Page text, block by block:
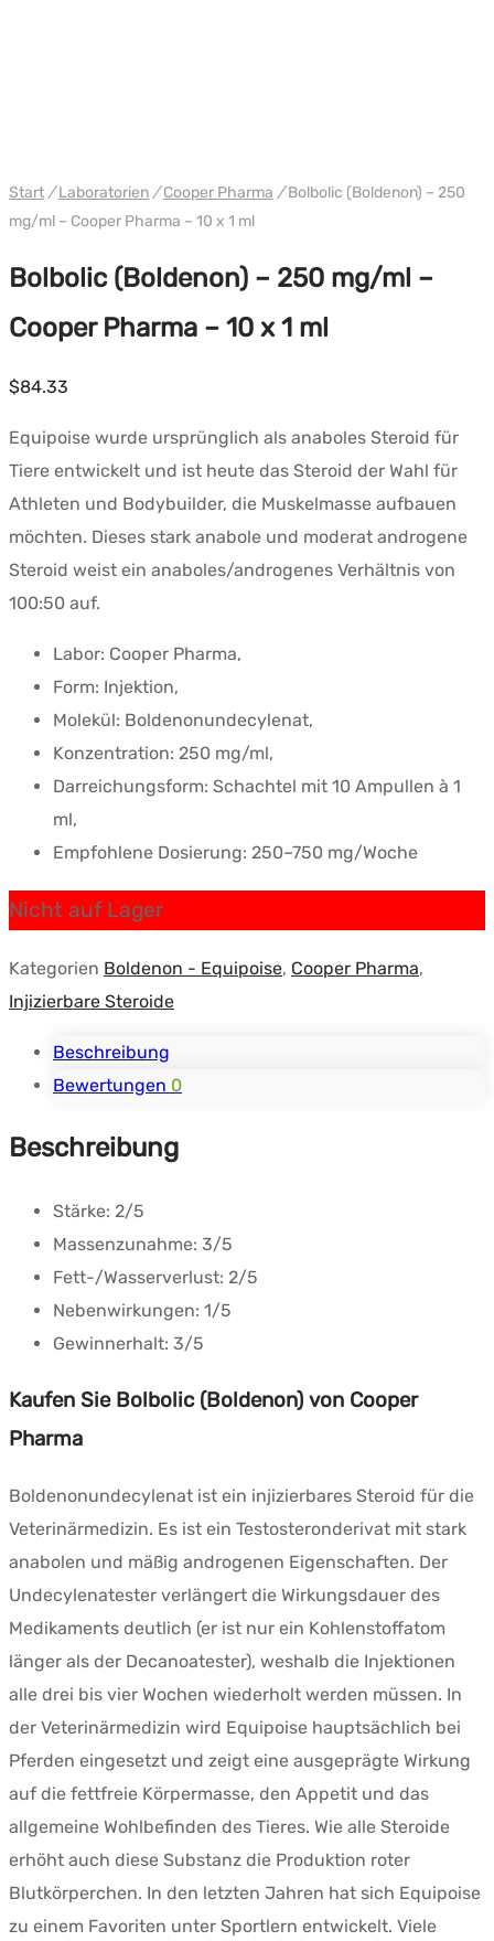
Start / Laboratorien / Cooper Pharma /Bolbolic (Boldenon) – 250
mg/ml – Cooper Pharma – 10 x 1 ml
Bolbolic (Boldenon) – 250 mg/ml –
Cooper Pharma – 10 x 1 ml
$84.33
Equipoise wurde ursprünglich als anaboles Steroid für
Tiere entwickelt und ist heute das Steroid der Wahl für
Athleten und Bodybuilder, die Muskelmasse aufbauen
möchten. Dieses stark anabole und moderat androgene
Steroid weist ein anaboles/androgenes Verhältnis von
100:50 auf.
Labor: Cooper Pharma,
Form: Injektion,
Molekül: Boldenonundecylenat,
Konzentration: 250 mg/ml,
Darreichungsform: Schachtel mit 10 Ampullen à 1
ml,
Empfohlene Dosierung: 250–750 mg/Woche
Nicht auf Lager
Kategorien Boldenon - Equipoise, Cooper Pharma,
Injizierbare Steroide
Beschreibung
Bewertungen 0
Beschreibung
Stärke: 2/5
Massenzunahme: 3/5
Fett-/Wasserverlust: 2/5
Nebenwirkungen: 1/5
Gewinnerhalt: 3/5
Kaufen Sie Bolbolic (Boldenon) von Cooper
Pharma
Boldenonundecylenat ist ein injizierbares Steroid für die
Veterinärmedizin. Es ist ein Testosteronderivat mit stark
anabolen und mäßig androgenen Eigenschaften. Der
Undecylenatester verlängert die Wirkungsdauer des
Medikaments deutlich (er ist nur ein Kohlenstoffatom
länger als der Decanoatester), weshalb die Injektionen
alle drei bis vier Wochen wiederholt werden müssen. In
der Veterinärmedizin wird Equipoise hauptsächlich bei
Pferden eingesetzt und zeigt eine ausgeprägte Wirkung
auf die fettfreie Körpermasse, den Appetit und das
allgemeine Wohlbefinden des Tieres. Wie alle Steroide
erhöht auch diese Substanz die Produktion roter
Blutkörperchen. In den letzten Jahren hat sich Equipoise
zu einem Favoriten unter Sportlern entwickelt. Viele